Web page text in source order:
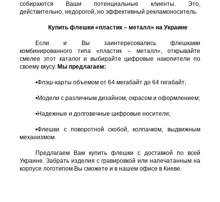
собираются Ваши потенциальные клиенты. Это,
действительно, недорогой, но эффективный рекламоноситель.
Купить флешки «пластик – металл» на Украине
Если и Вы заинтересовались флешками
комбинированного типа «пластик – металл», открывайте
смелее этот каталог и выбирайте цифровые накопители по
своему вкусу. Мы предлагаем:
•Флэш-карты объемом от 64 мегабайт до 64 гигабайт;
•Модели с различным дизайном, окрасом и оформлением;
•Надежные и долговечные цифровые носители;
•Флешки с поворотной скобой, колпачком, выдвижным
механизмом.
Предлагаем Вам купить флешки с доставкой по всей
Украине. Забрать изделия с гравировкой или напечатанным на
корпусе логотипом Вы сможете и в нашем офисе в Киеве.